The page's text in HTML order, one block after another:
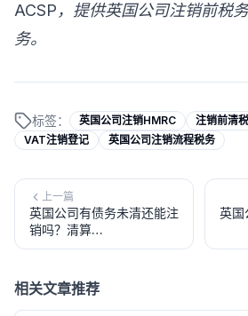
ACSP，提供英国公司注销前税
务。
标签： 英国公司注销HMRC 注销前清税
VAT注销登记
英国公司注销流程税务
上一篇
英国公司有债务未清还能注
销吗？清算
（Liquidation）流程和费
英国
相关文章推荐